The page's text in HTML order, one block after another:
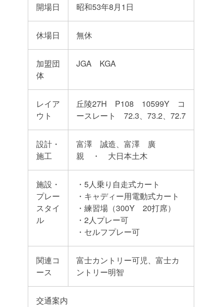
開場日 昭和53年8月1日
休場日 無休
加盟団
体
JGA KGA
レイア
ウト
丘陵27H P108 10599Y コ
ースレート 72.3、73.2、72.7
設計・
施工
富澤 誠造、富澤 廣
親 ・ 大日本土木
施設・
プレー
スタイ
ル
・5人乗り自走式カート
・キャディー用電動式カート
・練習場（300Y 20打席）
・2人プレー可
・セルフプレー可
関連コ
ース
富士カントリー可児、富士カ
ントリー明智
交通案内